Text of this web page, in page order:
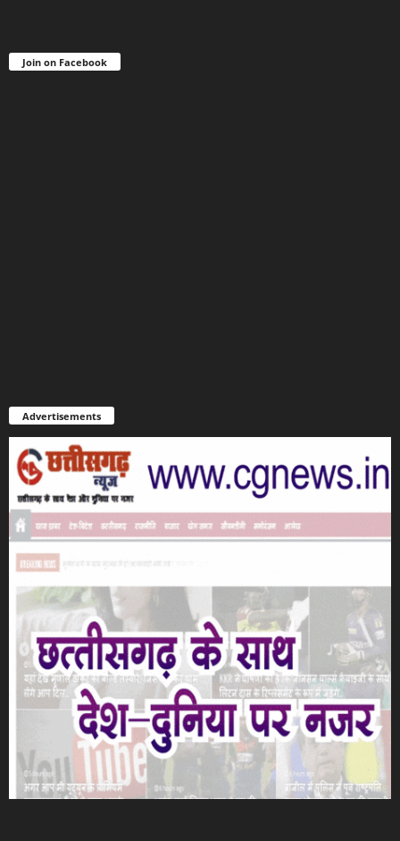
Join on Facebook
Advertisements